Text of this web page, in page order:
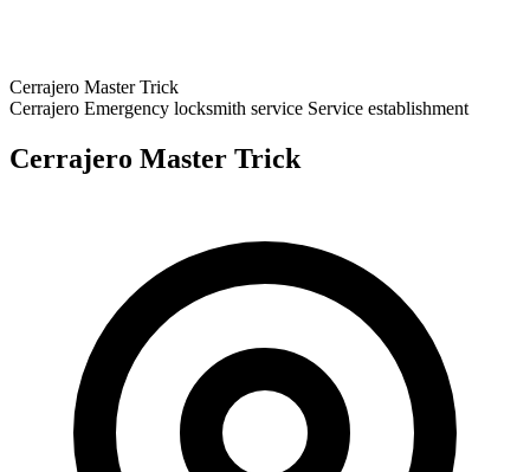
Cerrajero Master Trick
Cerrajero Emergency locksmith service Service establishment
Cerrajero Master Trick